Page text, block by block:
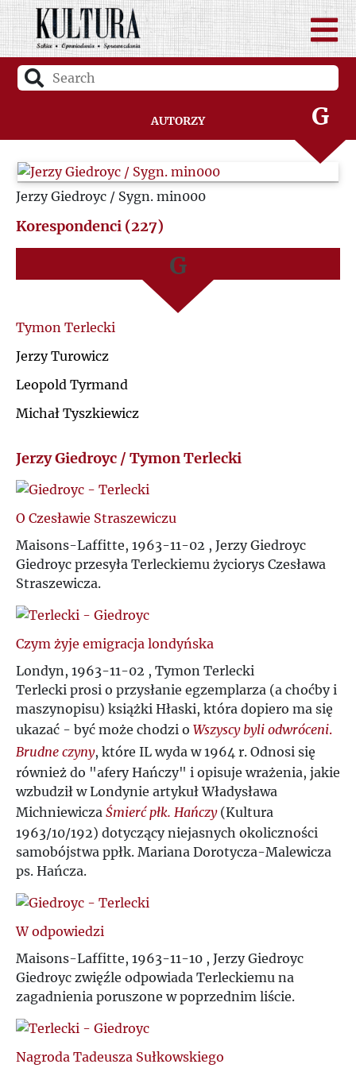
Autorzy
D
F
G
H
J
S
Ś
T
V
Jerzy Giedroyc / Sygn. min000
Korespondenci (227)
A
B
C
D
G
H
Ł
M
O
P
R
S
Ś
V
W
Z
Jerzy Turowicz
Leopold Tyrmand
Michał Tyszkiewicz
Jerzy Giedroyc / Tymon Terlecki
O Czesławie Straszewiczu
Maisons-Laffitte, 1963-11-02 , Jerzy Giedroyc
Giedroyc przesyła Terleckiemu życiorys Czesława
Straszewicza.
Czym żyje emigracja londyńska
Londyn, 1963-11-02 , Tymon Terlecki
Terlecki prosi o przysłanie egzemplarza (a choćby i
maszynopisu) książki Hłaski, która dopiero ma się
ukazać - być może chodzi o Wszyscy byli odwróceni.
Brudne czyny, które IL wyda w 1964 r. Odnosi się
również do "afery Hańczy" i opisuje wrażenia, jakie
wzbudził w Londynie artykuł Władysława
Michniewicza Śmierć płk. Hańczy(Kultura
1963/10/192) dotyczący niejasnych okoliczności
samobójstwa ppłk. Mariana Dorotycza-Malewicza
ps. Hańcza.
W odpowiedzi
Maisons-Laffitte, 1963-11-10 , Jerzy Giedroyc
Giedroyc zwięźle odpowiada Terleckiemu na
zagadnienia poruszone w poprzednim liście.
Nagroda Tadeusza Sułkowskiego